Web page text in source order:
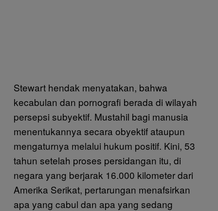
Stewart hendak menyatakan, bahwa
kecabulan dan pornografi berada di wilayah
persepsi subyektif. Mustahil bagi manusia
menentukannya secara obyektif ataupun
mengaturnya melalui hukum positif. Kini, 53
tahun setelah proses persidangan itu, di
negara yang berjarak 16.000 kilometer dari
Amerika Serikat, pertarungan menafsirkan
apa yang cabul dan apa yang sedang